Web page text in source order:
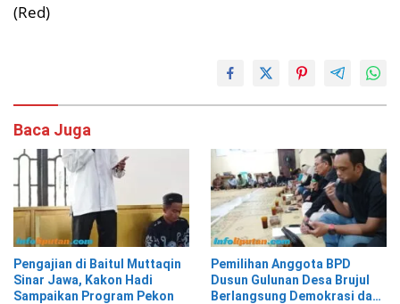
(Red)
Baca Juga
Pengajian di Baitul Muttaqin
Sinar Jawa, Kakon Hadi
Sampaikan Program Pekon
Pemilihan Anggota BPD
Dusun Gulunan Desa Brujul
Berlangsung Demokrasi dan